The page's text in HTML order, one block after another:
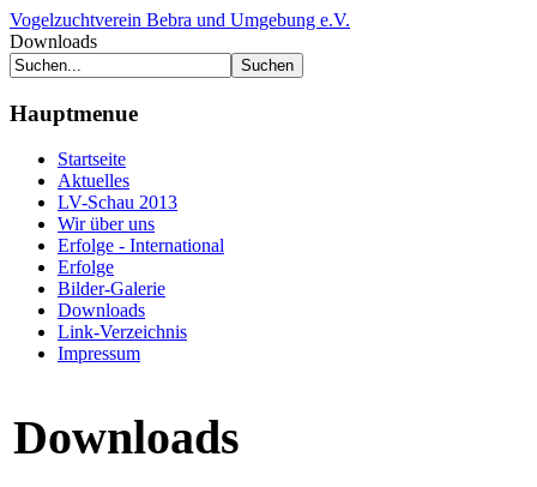
Vogelzuchtverein Bebra und Umgebung e.V.
Downloads
Hauptmenue
Startseite
Aktuelles
LV-Schau 2013
Wir über uns
Erfolge - International
Erfolge
Bilder-Galerie
Downloads
Link-Verzeichnis
Impressum
Downloads